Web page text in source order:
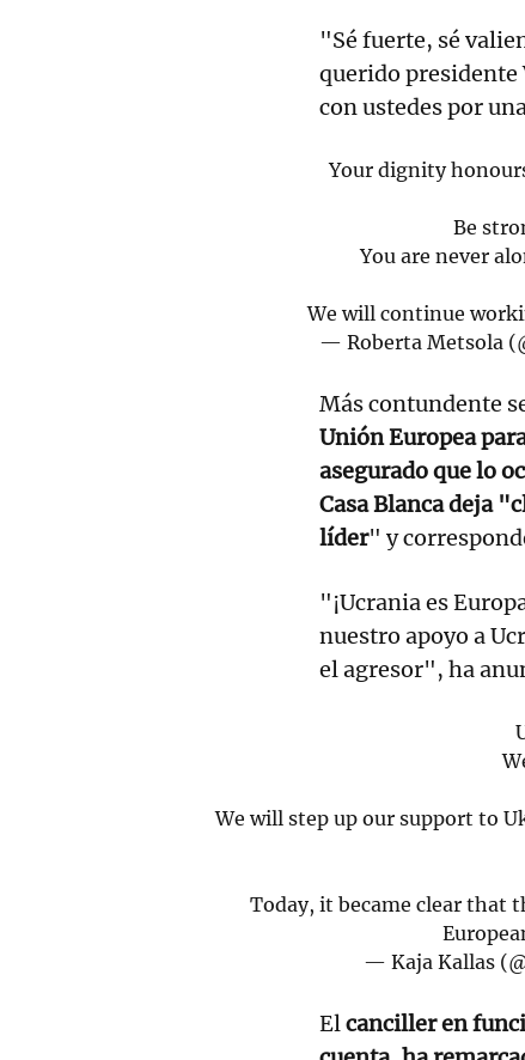
"Sé fuerte, sé
querido
con ustedes por
Your dignity
Be
You are never
We will continue
— Roberta Metsola
Más contundente
Unión Europea
asegurado que lo
Casa Blanca deja
líder" y
"¡Ucrania es
nuestro apoyo a
el agresor", ha
We will step up our support to
Today, it became clear that
— Kaja Kallas
Elcanciller en